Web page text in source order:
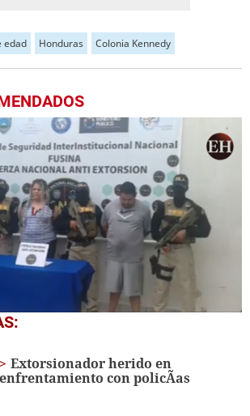
edad Honduras Colonia Kennedy
Extorsionador herido en
enfrentamiento con policÃ­as